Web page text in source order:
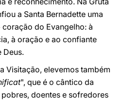
a Santa Bernadette uma
do Evangelho: à
à oração e ao confiante
Deus.
Visitação, elevemos também
", que é o cântico da
doentes e sofredores